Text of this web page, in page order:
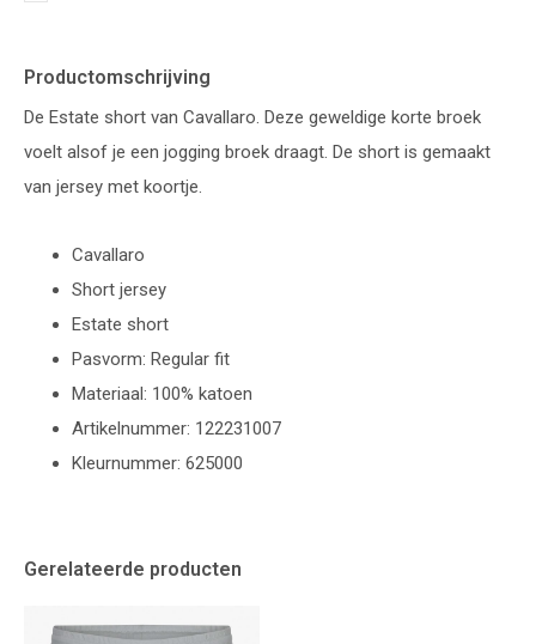
Productomschrijving
De Estate short van Cavallaro. Deze geweldige korte broek
voelt alsof je een jogging broek draagt. De short is gemaakt
van jersey met koortje.
Cavallaro
Short jersey
Estate short
Pasvorm: Regular fit
Materiaal: 100% katoen
Artikelnummer: 122231007
Kleurnummer: 625000
Gerelateerde producten